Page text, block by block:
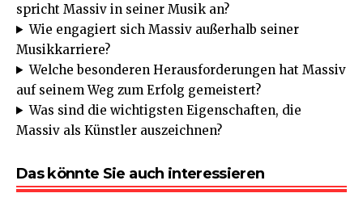
spricht Massiv in seiner Musik an?
Wie engagiert sich Massiv außerhalb seiner
Musikkarriere?
Welche besonderen Herausforderungen hat Massiv
auf seinem Weg zum Erfolg gemeistert?
Was sind die wichtigsten Eigenschaften, die
Massiv als Künstler auszeichnen?
Das könnte Sie auch interessieren